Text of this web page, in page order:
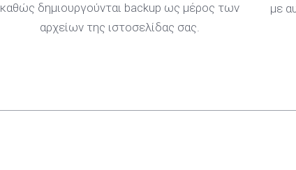
καθώς δημιουργούνται backup ως μέρος των
αρχείων της ιστοσελίδας σας.
με